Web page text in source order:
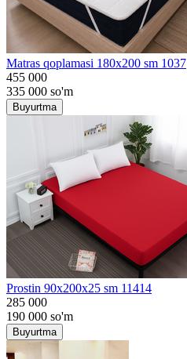
Matras qoplamasi 180x200 sm 1037
455 000
335 000 so'm
Buyurtma
Prostin 90x200x25 sm 11414
285 000
190 000 so'm
Buyurtma